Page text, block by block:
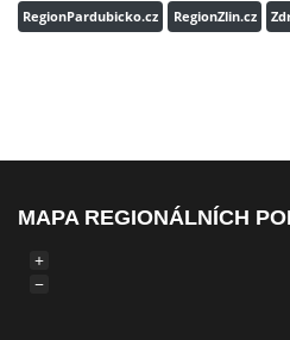
RegionPardubicko.cz RegionZlin.cz
MAPA REGIONÁLNÍCH
+
−